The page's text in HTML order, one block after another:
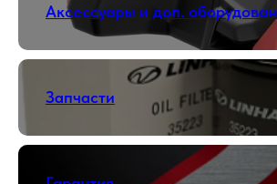
Аксессуары и доп.
Запчасти